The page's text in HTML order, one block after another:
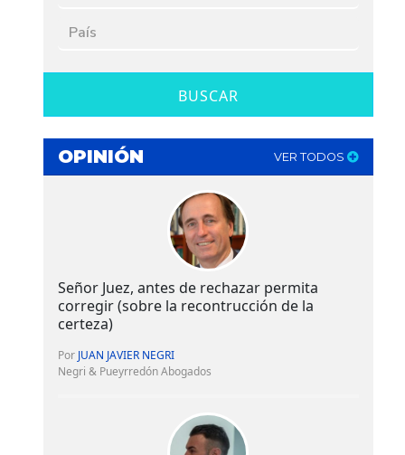
BUSCAR
OPINIÓN VER TODOS
Señor Juez, antes de rechazar permita
corregir (sobre la recontrucción de la
certeza)
Por JUAN JAVIER NEGRI
Negri & Pueyrredón Abogados